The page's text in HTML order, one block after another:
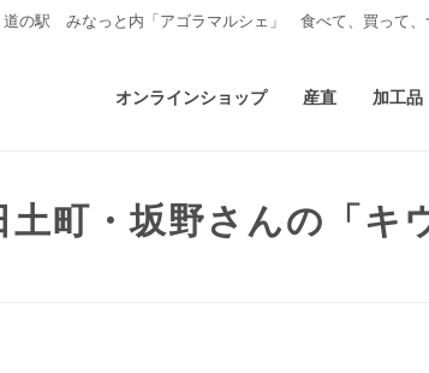
の駅 みなっと内「アゴラマルシェ」 食べて、買って、
オンラインショップ 産直 加工品
土町・坂野さんの「キ